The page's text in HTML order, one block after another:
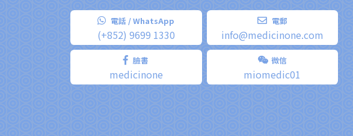
電話 / WhatsApp
(+852) 9699 1330
電郵
info@medicinone.com
臉書
medicinone
微信
miomedic01